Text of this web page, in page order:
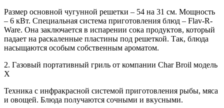
Размер основной чугунной решетки – 54 на 31 см. Мощность
– 6 кВт. Специальная система приготовления блюд – Flav-R-
Ware. Она заключается в испарении сока продуктов, который
падает на раскаленные пластины под решеткой. Так, блюда
насыщаются особым собственным ароматом.
2. Газовый портативный гриль от компании Char Broil модель
X
Техника с инфракрасной системой приготовления рыбы, мяса
и овощей. Блюда получаются сочными и вкусными.